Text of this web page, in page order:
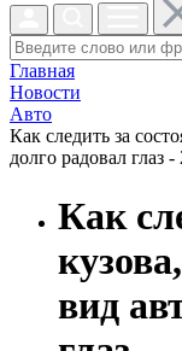
Главная
Новости
Авто
Как следить за
долго радовал глаз -
Как
вид